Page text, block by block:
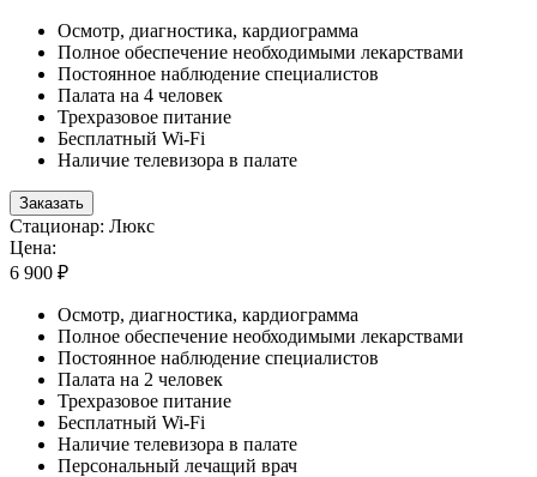
Осмотр, диагностика, кардиограмма
Полное обеспечение необходимыми лекарствами
Постоянное наблюдение специалистов
Палата на 4 человек
Трехразовое питание
Бесплатный Wi-Fi
Наличие телевизора в палате
Заказать
Стационар: Люкс
Цена:
6 900 ₽
Осмотр, диагностика, кардиограмма
Полное обеспечение необходимыми лекарствами
Постоянное наблюдение специалистов
Палата на 2 человек
Трехразовое питание
Бесплатный Wi-Fi
Наличие телевизора в палате
Персональный лечащий врач